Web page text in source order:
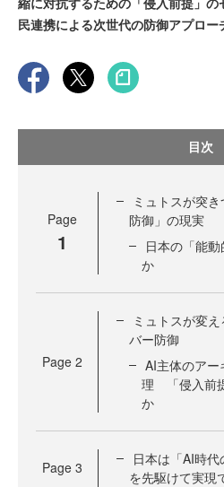
民連携による次世代の防御アプロー
目次
Page
1
ミュトスが突
防御」の現実
日本の「能
か
Page 2
ミュトスが変
バー防御
AI主体のアー
理 「侵入前
か
Page 3
日本は「AI時代
を先駆けて実現